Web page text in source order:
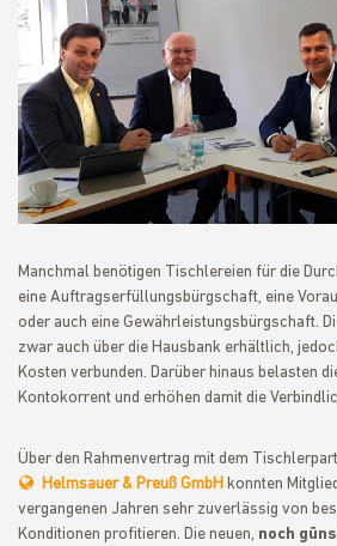
Manchmal benötigen Tischlereien für die
eine Auftragserfüllungsbürgschaft, eine
oder auch eine Gewährleistungsbürgschaft.
zwar auch über die Hausbank erhältlich,
Kosten verbunden. Darüber hinaus belasten
Kontokorrent und erhöhen damit die
Über den Rahmenvertrag mit dem
Helmsauer & Preuß GmbH konnten
vergangenen Jahren sehr zuverlässig von
Konditionen profitieren. Die neuen, noch